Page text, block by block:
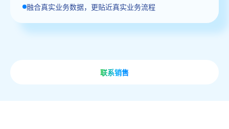
融合真实业务数据，更贴近真实业务流程
联系销售